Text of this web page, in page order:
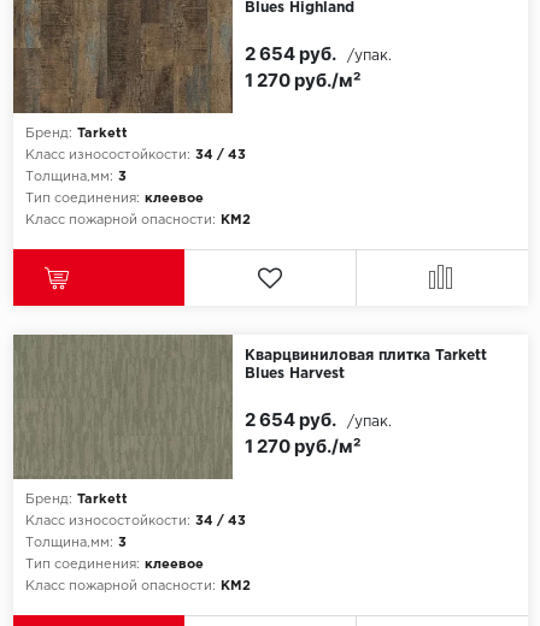
Blues Highland
Бренд: Tarkett
Класс износостойкости: 34 / 43
Толщина,мм: 3
Тип соединения: клеевое
Класс пожарной опасности:
КМ2
1 270 руб./м²
2 654 руб. /упак.
Кварцвиниловая плитка Tarkett
Blues Harvest
Бренд: Tarkett
Класс износостойкости: 34 / 43
Толщина,мм: 3
Тип соединения: клеевое
Класс пожарной опасности:
КМ2
1 270 руб./м²
2 654 руб. /упак.